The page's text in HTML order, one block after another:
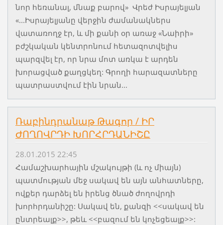
նոր հեռանալ, մնաք բարով» Վրեժ Իսրայելյան
«...Իսրայելյանը վերջին ժամանակներս
վատառողջ էր, և մի քանի օր առաջ «Նաիրի»
բժշկական կենտրոնում հետազոտվելիս
պարզվել էր, որ նրա մոտ առկա է արդեն
խորացված քաղցկեղ: Գրողի հարազատները
պատրաստվում էին նրան...
Ռաբինդրանաթ Թագոր / ԻՐ
ԺՈՂՈՎՐԴԻ ԽՈՐՀՐԴԱՆԻՇԸ
28.01.2015 22:45
Համաշխարհային մշակույթի (և ոչ միայն)
պատմության մեջ սակավ են այն անհատները,
ովքեր դարձել են իրենց ծնած ժողովրդի
խորհրդանիշը: Սակավ են, քանզի <<սակավ են
ընտրեալք>>, թեև <<բազում են կոչեցեալք>>: